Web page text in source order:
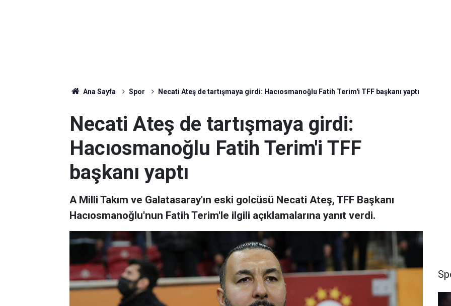
Ana Sayfa Spor Necati Ateş de tartışmaya girdi: Hacıosmanoğlu Fatih Terim'i TFF başkanı yaptı
Necati Ateş de tartışmaya girdi:
Hacıosmanoğlu Fatih Terim'i TFF
başkanı yaptı
A Milli Takım ve Galatasaray'ın eski golcüsü Necati Ateş, TFF Başkanı
Hacıosmanoğlu'nun Fatih Terim'le ilgili açıklamalarına yanıt verdi.